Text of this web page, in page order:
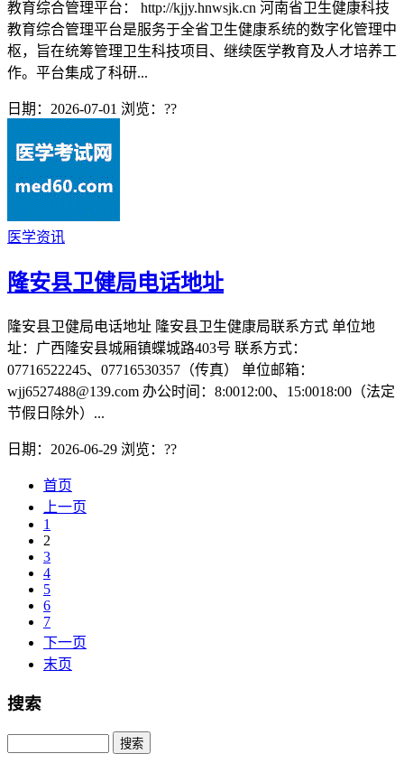
教育综合管理平台： http://kjjy.hnwsjk.cn 河南省卫生健康科技
教育综合管理平台是服务于全省卫生健康系统的数字化管理中
枢，旨在统筹管理卫生科技项目、继续医学教育及人才培养工
作。平台集成了科研...
日期：2026-07-01 浏览： ??
医学资讯
隆安县卫健局电话地址
隆安县卫健局电话地址 隆安县卫生健康局联系方式 单位地
址：广西隆安县城厢镇蝶城路403号 联系方式：
07716522245、07716530357（传真） 单位邮箱：
wjj6527488@139.com 办公时间：8:0012:00、15:0018:00（法定
节假日除外）...
日期：2026-06-29 浏览： ??
首页
上一页
1
2
3
4
5
6
7
下一页
末页
搜索